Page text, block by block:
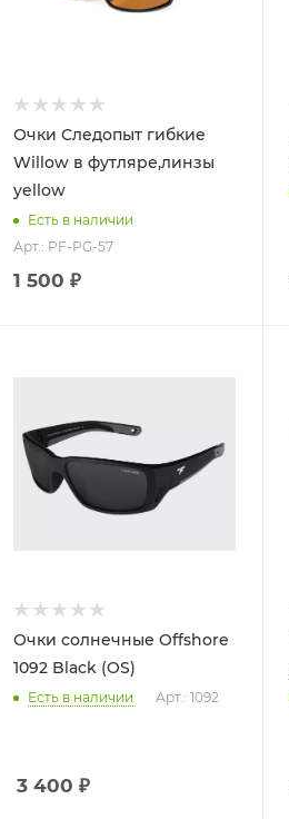
Очки Следопыт гибкие
Willow в футляре,линзы
yellow
Есть в наличии
Арт.: PF-PG-57
1 500 ₽
Очки солнечные Offshore
1092 Black (OS)
Есть в наличии Арт.: 1092
3 400 ₽